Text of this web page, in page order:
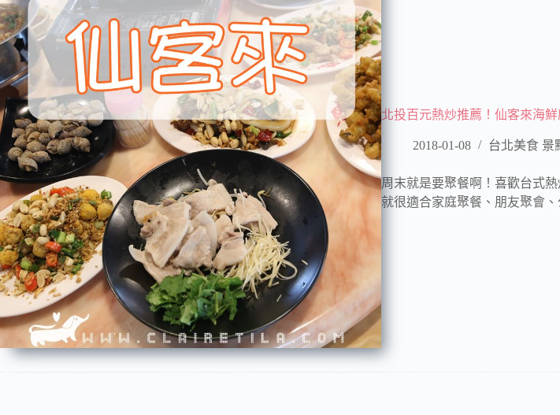
北投百元熱炒推薦！仙客來海
2018-01-08 台北美食 景
周末就是要聚餐啊！喜歡台式
就很適合家庭聚餐、朋友聚會